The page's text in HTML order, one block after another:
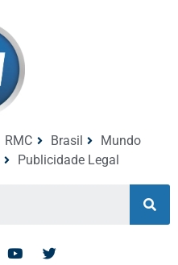
RMC Brasil
Mundo
Publicidade Legal